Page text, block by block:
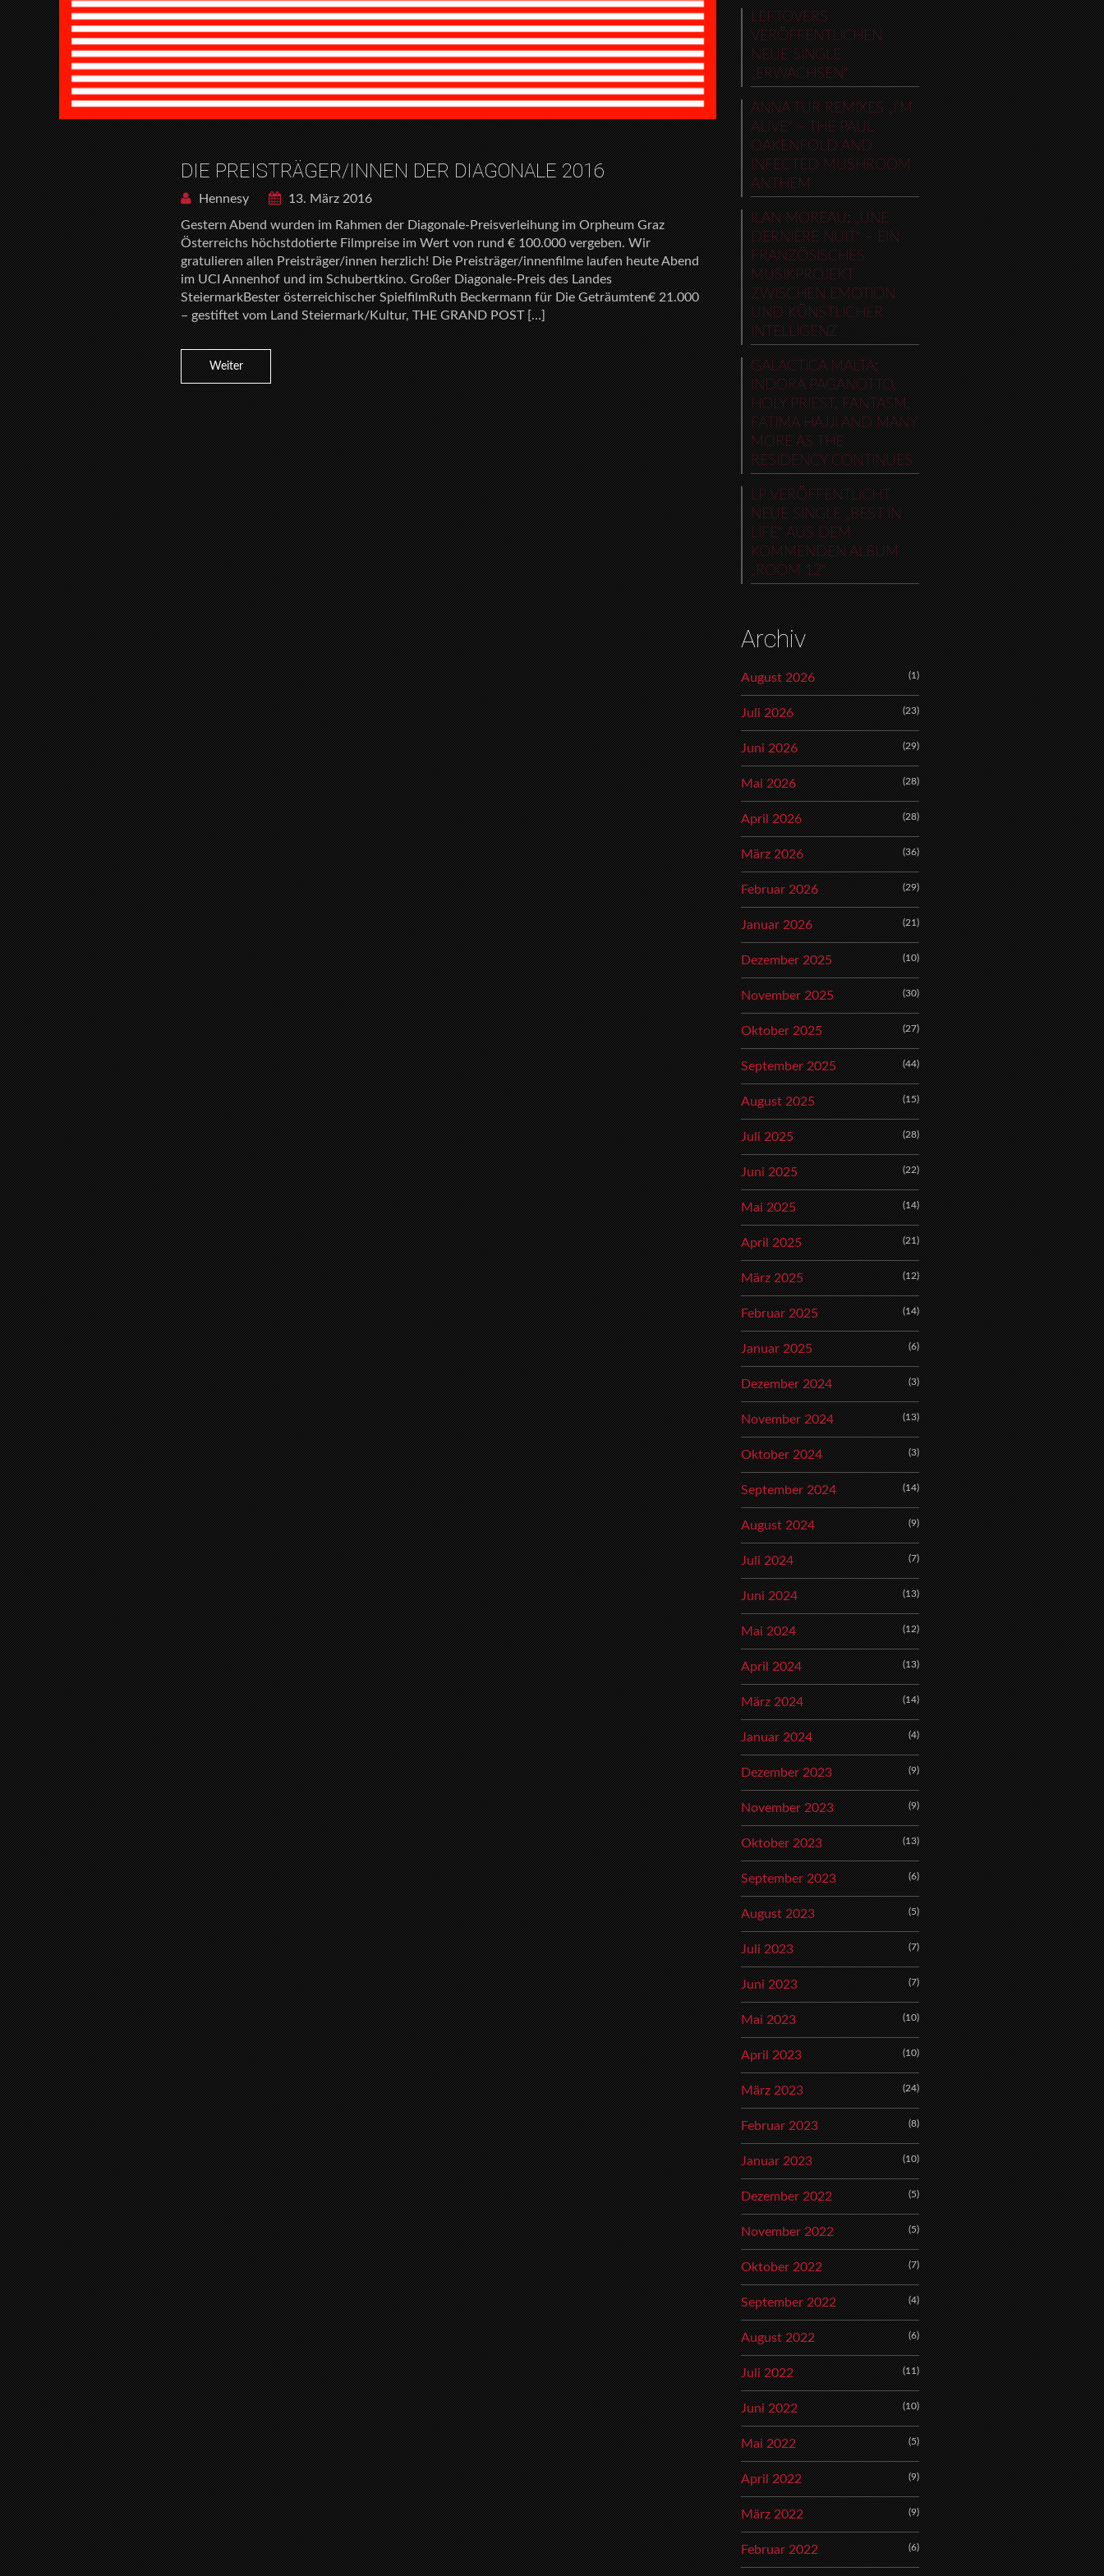
DIE PREISTRÄGER/INNEN DER DIAGONALE 2016
Hennesy
13. März 2016
Gestern Abend wurden im Rahmen der Diagonale-Preisverleihung im Orpheum Graz
Österreichs höchstdotierte Filmpreise im Wert von rund € 100.000 vergeben. Wir
gratulieren allen Preisträger/innen herzlich! Die Preisträger/innenfilme laufen heute Abend
im UCI Annenhof und im Schubertkino. Großer Diagonale-Preis des Landes
SteiermarkBester österreichischer SpielfilmRuth Beckermann für Die Geträumten€ 21.000
– gestiftet vom Land Steiermark/Kultur, THE GRAND POST […]
Weiter
LEFTOVERS
VERÖFFENTLICHEN
NEUE SINGLE
„ERWACHSEN“
ANNA TUR REMIXES „I’M
ALIVE“ – THE PAUL
OAKENFOLD AND
INFECTED MUSHROOM
ANTHEM
ILAN MOREAU: „UNE
DERNIÈRE NUIT“ – EIN
FRANZÖSISCHES
MUSIKPROJEKT
ZWISCHEN EMOTION
UND KÜNSTLICHER
INTELLIGENZ
GALACTICA MALTA:
INDORA PAGANOTTO,
HOLY PRIEST, FANTASM,
FATIMA HAJJI AND MANY
MORE AS THE
RESIDENCY CONTINUES
LP VERÖFFENTLICHT
NEUE SINGLE „BEST IN
LIFE“ AUS DEM
KOMMENDEN ALBUM
„ROOM 12“
Archiv
August 2026 (1)
Juli 2026 (23)
Juni 2026 (29)
Mai 2026 (28)
April 2026 (28)
März 2026 (36)
Februar 2026 (29)
Januar 2026 (21)
Dezember 2025 (10)
November 2025 (30)
Oktober 2025 (27)
September 2025 (44)
August 2025 (15)
Juli 2025 (28)
Juni 2025 (22)
Mai 2025 (14)
April 2025 (21)
März 2025 (12)
Februar 2025 (14)
Januar 2025 (6)
Dezember 2024 (3)
November 2024 (13)
Oktober 2024 (3)
September 2024 (14)
August 2024 (9)
Juli 2024 (7)
Juni 2024 (13)
Mai 2024 (12)
April 2024 (13)
März 2024 (14)
Januar 2024 (4)
Dezember 2023 (9)
November 2023 (9)
Oktober 2023 (13)
September 2023 (6)
August 2023 (5)
Juli 2023 (7)
Juni 2023 (7)
Mai 2023 (10)
April 2023 (10)
März 2023 (24)
Februar 2023 (8)
Januar 2023 (10)
Dezember 2022 (5)
November 2022 (5)
Oktober 2022 (7)
September 2022 (4)
August 2022 (6)
Juli 2022 (11)
Juni 2022 (10)
Mai 2022 (5)
April 2022 (9)
März 2022 (9)
Februar 2022 (6)